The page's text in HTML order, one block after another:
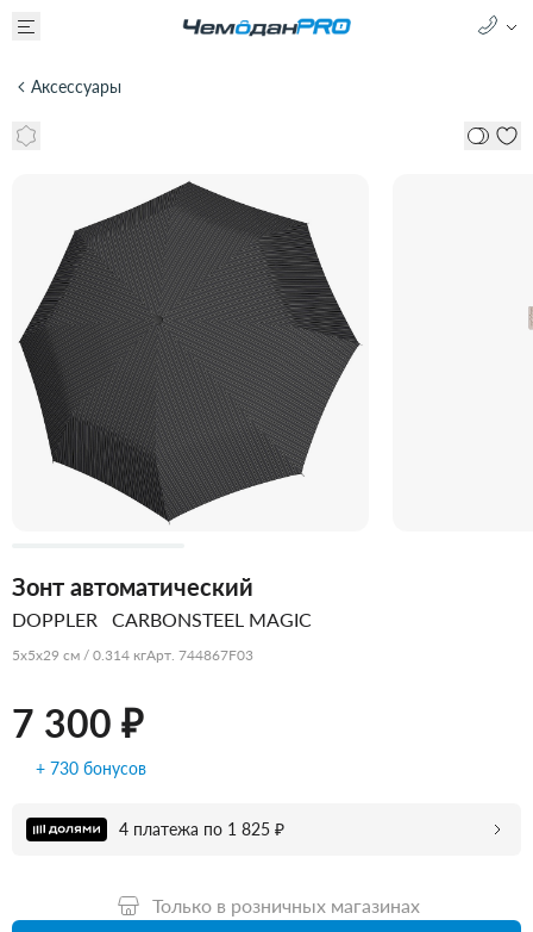
Аксессуары
Зонт автоматический
DOPPLER CARBONSTEEL MAGIC
5x5x29 см / 0.314 кгАрт. 744867F03
7 300 ₽
+ 730 бонусов
4 платежа по 1 825 ₽
Только в розничных магазинах